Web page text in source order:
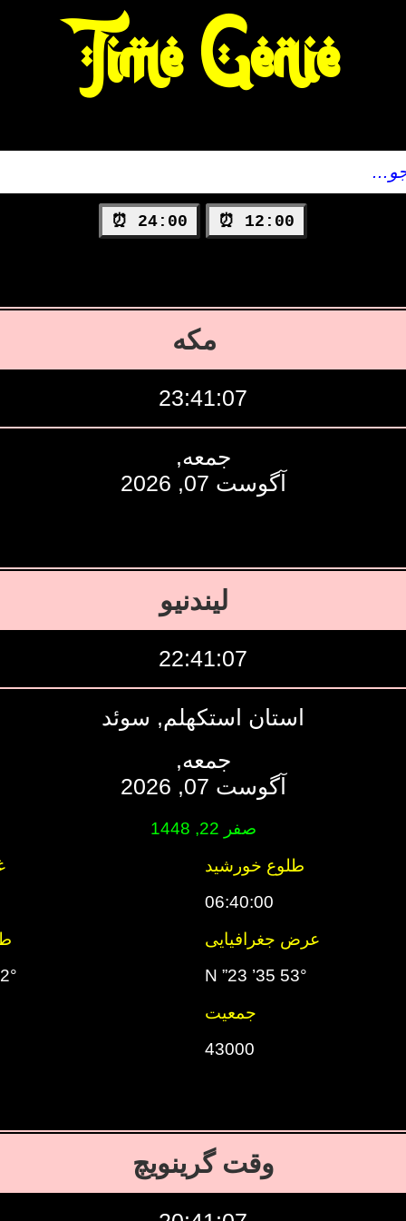
Time Genie
12:00 ⏰
24:00 ⏰
مکه
23:41:08
جمعه,
آگوست 07, 2026
لیندنیو
22:41:08
استان استکهلم, سوئد
جمعه,
آگوست 07, 2026
صفر 22, 1448
طلوع خورشید
06:40:00
عرض جغرافیایی
53° 35’ 23” N
W
جمعیت
43000
وقت گرینویچ